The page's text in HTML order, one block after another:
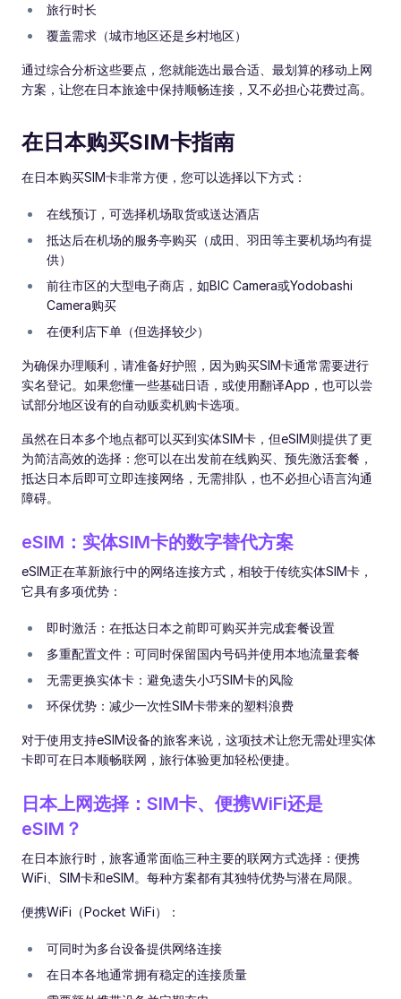
旅行时长
覆盖需求（城市地区还是乡村地区）
通过综合分析这些要点，您就能选出最合适、最划算的移动上网
方案，让您在日本旅途中保持顺畅连接，又不必担心花费过高。
在日本购买SIM卡指南
在日本购买SIM卡非常方便，您可以选择以下方式：
在线预订，可选择机场取货或送达酒店
抵达后在机场的服务亭购买（成田、羽田等主要机场均有提
供）
前往市区的大型电子商店，如BIC Camera或Yodobashi
Camera购买
在便利店下单（但选择较少）
为确保办理顺利，请准备好护照，因为购买SIM卡通常需要进行
实名登记。如果您懂一些基础日语，或使用翻译App，也可以尝
试部分地区设有的自动贩卖机购卡选项。
虽然在日本多个地点都可以买到实体SIM卡，但eSIM则提供了更
为简洁高效的选择：您可以在出发前在线购买、预先激活套餐，
抵达日本后即可立即连接网络，无需排队，也不必担心语言沟通
障碍。
eSIM：实体SIM卡的数字替代方案
eSIM正在革新旅行中的网络连接方式，相较于传统实体SIM卡，
它具有多项优势：
即时激活：在抵达日本之前即可购买并完成套餐设置
多重配置文件：可同时保留国内号码并使用本地流量套餐
无需更换实体卡：避免遗失小巧SIM卡的风险
环保优势：减少一次性SIM卡带来的塑料浪费
对于使用支持eSIM设备的旅客来说，这项技术让您无需处理实体
卡即可在日本顺畅联网，旅行体验更加轻松便捷。
日本上网选择：SIM卡、便携WiFi还是
eSIM？
在日本旅行时，旅客通常面临三种主要的联网方式选择：便携
WiFi、SIM卡和eSIM。每种方案都有其独特优势与潜在局限。
便携WiFi（Pocket WiFi）：
可同时为多台设备提供网络连接
在日本各地通常拥有稳定的连接质量